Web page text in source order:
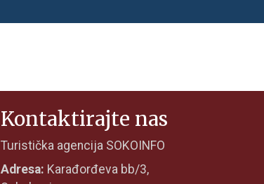
Kontaktirajte nas
Turistička agencija SOKOINFO
Adresa: Karađorđeva bb/3,